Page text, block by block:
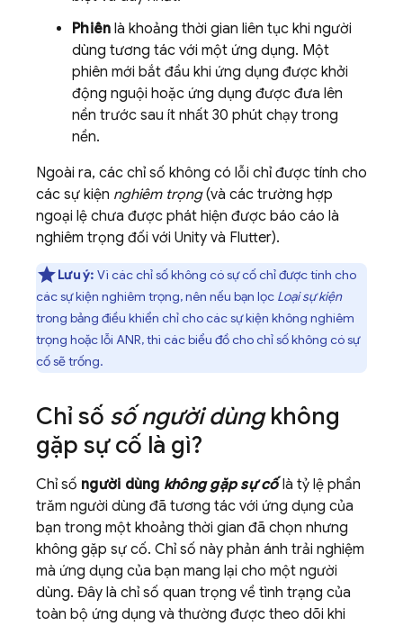
Phiên là khoảng thời gian liên tục khi người
dùng tương tác với một ứng dụng. Một
phiên mới bắt đầu khi ứng dụng được khởi
động nguội hoặc ứng dụng được đưa lên
nền trước sau ít nhất 30 phút chạy trong
nền.
Ngoài ra, các chỉ số không có lỗi chỉ được tính cho
các sự kiện nghiêm trọng(và các trường hợp
ngoại lệ chưa được phát hiện được báo cáo là
nghiêm trọng đối với Unity và Flutter).
Lưu ý: Vì các chỉ số không có sự cố chỉ được tính cho
các sự kiện nghiêm trọng, nên nếu bạn lọc Loại sự kiện
trong bảng điều khiển chỉ cho các sự kiện không nghiêm
trọng hoặc lỗi ANR, thì các biểu đồ cho chỉ số không có sự
cố sẽ trống.
Chỉ số số người dùngkhông
gặp sự cố là gì?
Chỉ số người dùng không gặp sự cốlà tỷ lệ phần
trăm người dùng đã tương tác với ứng dụng của
bạn trong một khoảng thời gian đã chọn nhưng
không gặp sự cố. Chỉ số này phản ánh trải nghiệm
mà ứng dụng của bạn mang lại cho một người
dùng. Đây là chỉ số quan trọng về tình trạng của
toàn bộ ứng dụng và thường được theo dõi khi